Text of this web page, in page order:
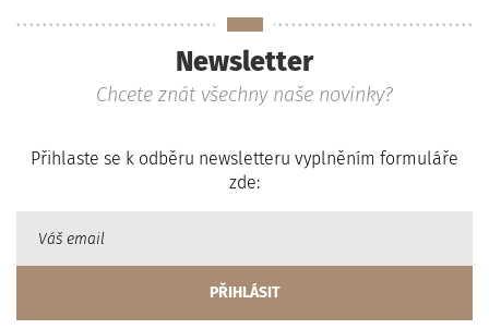
Newsletter
Chcete znát všechny naše novinky?
Přihlaste se k odběru newsletteru vyplněním formuláře
zde: